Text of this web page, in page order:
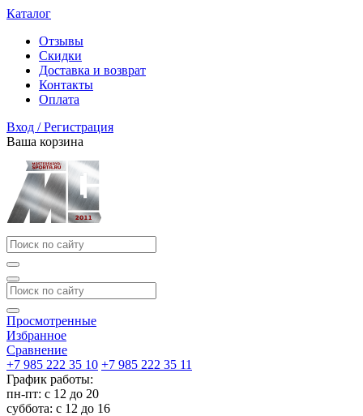
Каталог
Отзывы
Скидки
Доставка и возврат
Контакты
Оплата
Вход / Регистрация
Ваша корзина
Просмотренные
Избранное
Сравнение
+7 985 222 35 10 +7 985 222 35 11
График работы:
пн-пт: с 12 до 20
суббота: c 12 до 16